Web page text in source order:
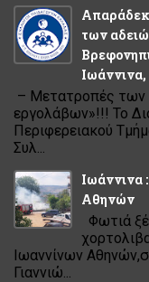
των
– Μετατροπές των
εργολάβων»!!! Το
Περιφερειακού
Συλ...
Ιωάννινα
Αθηνών
Φωτιά
Ιωαννίνων
Γιαννιώ...